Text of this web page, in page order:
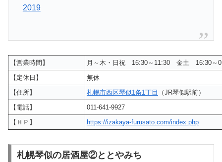
2019
【営業時間】
月～木・日祝 16:30～11:30 金土 16:30～
【定休日】
無休
【住所】
札幌市西区琴似1条1丁目
（JR琴似駅前）
【電話】
011-641-9927
【ＨＰ】
https://izakaya-furusato.com/index.php
札幌琴似の居酒屋②ととやみち